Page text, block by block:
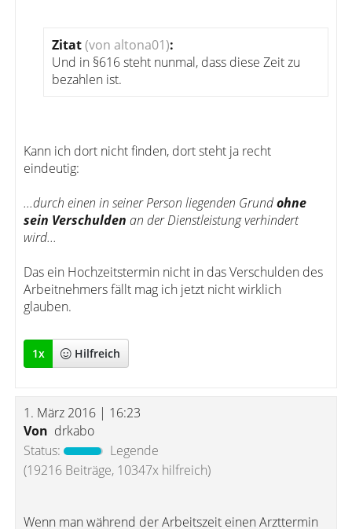
Zitat(von altona01):
Und in §616 steht nunmal, dass diese Zeit zu
bezahlen ist.
Kann ich dort nicht finden, dort steht ja recht
eindeutig:
...durch einen in seiner Person liegenden Grundohne
sein Verschulden an der Dienstleistung verhindert
wird...
Das ein Hochzeitstermin nicht in das Verschulden des
Arbeitnehmers fällt mag ich jetzt nicht wirklich
glauben.
1x Hilfreich
1. März 2016 | 16:23
Von drkabo
Status:
Legende
(19216 Beiträge, 10347x hilfreich)
Wenn man während der Arbeitszeit einen Arzttermin